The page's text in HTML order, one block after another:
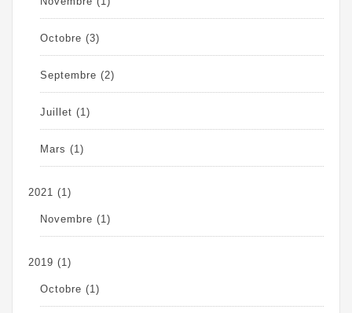
Octobre (3)
Septembre (2)
Juillet (1)
Mars (1)
2021 (1)
Novembre (1)
2019 (1)
Octobre (1)